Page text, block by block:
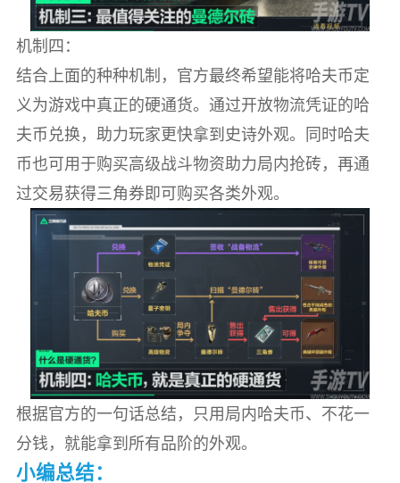
机制四：
结合上面的种种机制，官方最终希望能将哈夫币定
义为游戏中真正的硬通货。通过开放物流凭证的哈
夫币兑换，助力玩家更快拿到史诗外观。同时哈夫
币也可用于购买高级战斗物资助力局内抢砖，再通
过交易获得三角券即可购买各类外观。
根据官方的一句话总结，只用局内哈夫币、不花一
分钱，就能拿到所有品阶的外观。
小编总结：